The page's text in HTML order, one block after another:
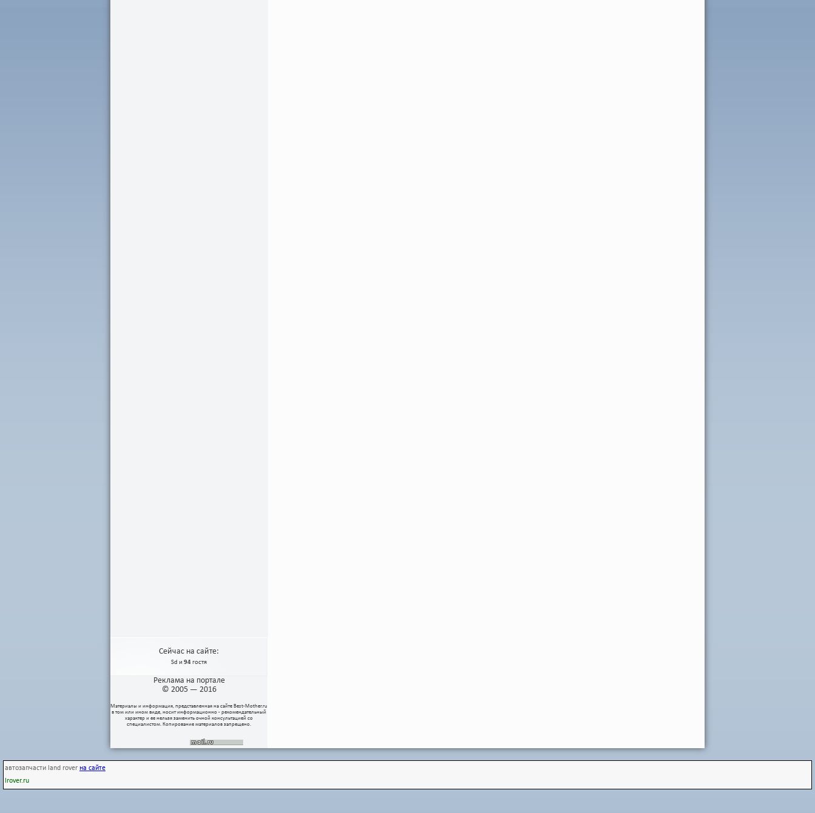
Сейчас на сайте:
Sd и94гостя
Реклама на портале
© 2005 — 2016
Материалы и информация, представленная на сайте Best-Mother.ru
в том или ином виде, носит информационно - рекомендательный
характер и ее нельзя заменить очной консультацией со
специалистом. Копирование материалов запрещено.
автозапчасти land rover на сайте
lrover.ru